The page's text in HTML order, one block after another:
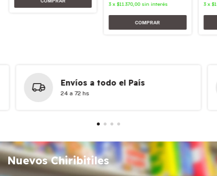
3 x$11.370,00 sin interés 3 x
Envíos a todo el País
24 a 72 hs
Nuevos Chiribitiles